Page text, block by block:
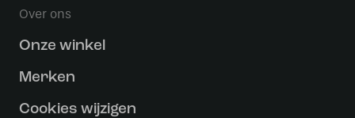
Over ons
Onze winkel
Merken
Cookies wijzigen